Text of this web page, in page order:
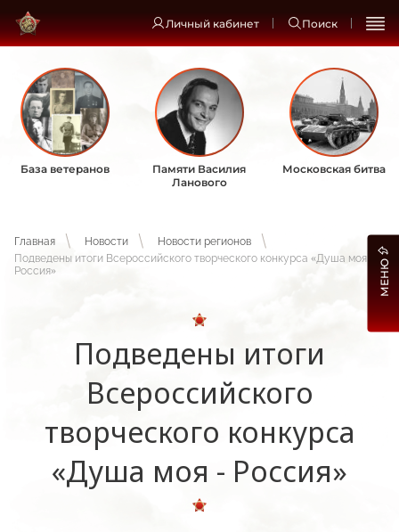
Личный кабинет Поиск
База ветеранов
Памяти Василия
Ланового
Московская битва
Главная Новости
Новости регионов
Подведены итоги Всероссийского творческого конкурса «Душа моя -
Россия»
Подведены итоги
Всероссийского
творческого конкурса
«Душа моя - Россия»
МЕНЮ